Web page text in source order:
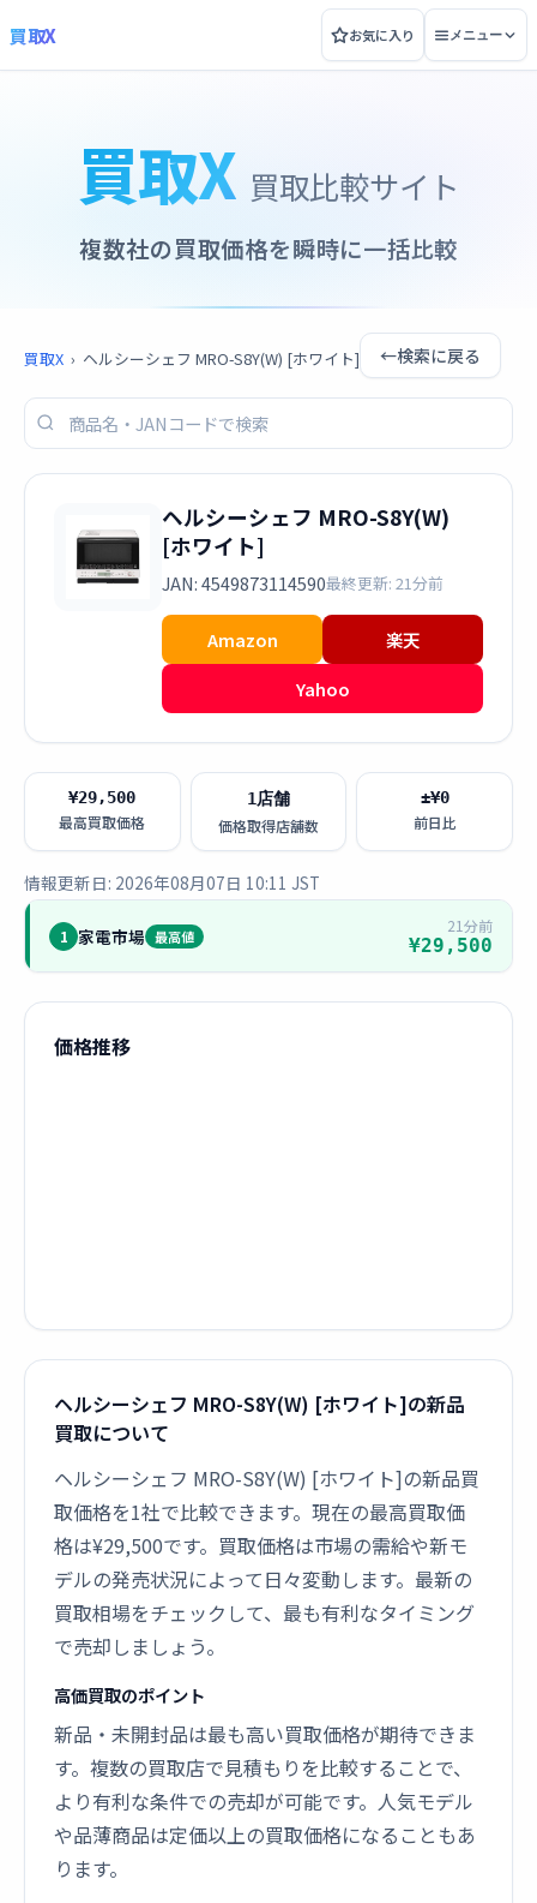
買取X お気に入り メニュー
買取X 買取比較サイト
複数社の買取価格を瞬時に一括比較
買取X › ヘルシーシェフ MRO-S8Y(W) [ホワイト] ←検索に戻る
ヘルシーシェフ MRO-S8Y(W)
[ホワイト]
JAN: 4549873114590最終更新: 21分前
Amazon
楽天
Yahoo
¥29,500
最高買取価格
1店舗
価格取得店舗数
±¥0
前日比
情報更新日: 2026年08月07日 10:11 JST
1 家電市場 最高値
21分前
¥29,500
価格推移
ヘルシーシェフ MRO-S8Y(W) [ホワイト]の新品
買取について
ヘルシーシェフ MRO-S8Y(W) [ホワイト]の新品買
取価格を1社で比較できます。現在の最高買取価
格は¥29,500です。買取価格は市場の需給や新モ
デルの発売状況によって日々変動します。最新の
買取相場をチェックして、最も有利なタイミング
で売却しましょう。
高価買取のポイント
新品・未開封品は最も高い買取価格が期待できま
す。複数の買取店で見積もりを比較することで、
より有利な条件での売却が可能です。人気モデル
や品薄商品は定価以上の買取価格になることもあ
ります。